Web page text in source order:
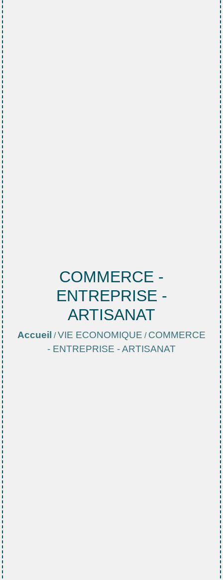
COMMERCE -
ENTREPRISE -
ARTISANAT
Accueil /VIE ECONOMIQUE / COMMERCE
- ENTREPRISE - ARTISANAT